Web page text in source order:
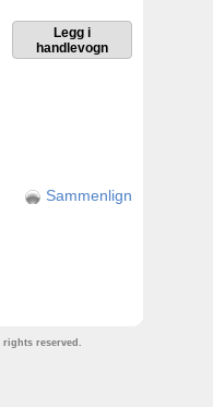
Sammenlign
rights reserved.